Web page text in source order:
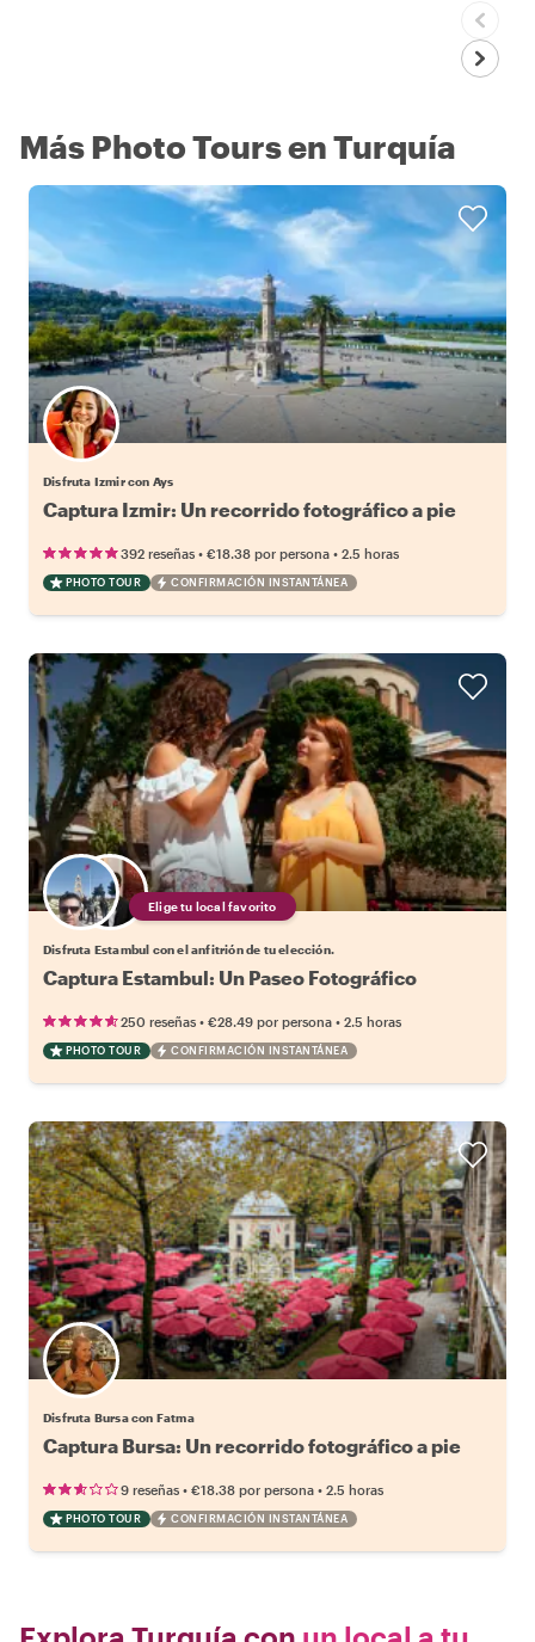
Más Photo Tours en Turquía
Disfruta Izmir con Ays
Captura Izmir: Un recorrido fotográfico a pie
392 reseñas • €18.38 por persona • 2.5 horas
PHOTO TOUR CONFIRMACIÓN INSTANTÁNEA
Elige tu local favorito
Disfruta Estambul con el anfitrión de tu elección.
Captura Estambul: Un Paseo Fotográfico
250 reseñas • €28.49 por persona • 2.5 horas
PHOTO TOUR CONFIRMACIÓN INSTANTÁNEA
Disfruta Bursa con Fatma
Captura Bursa: Un recorrido fotográfico a pie
9 reseñas • €18.38 por persona • 2.5 horas
PHOTO TOUR CONFIRMACIÓN INSTANTÁNEA